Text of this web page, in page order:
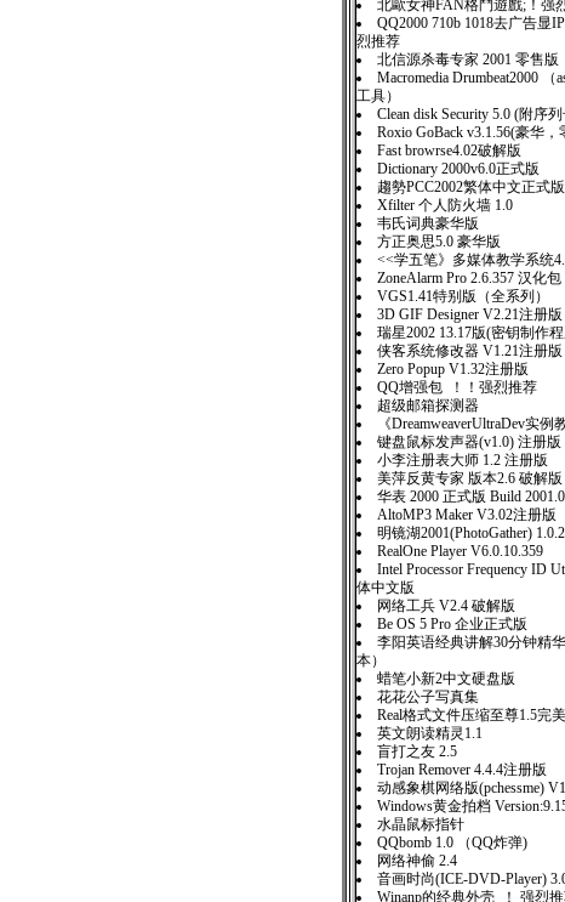
北歐女神FAN格鬥遊戲;！强
QQ2000 710b 1018去广告显
烈推荐
北信源杀毒专家 2001 零售版
Macromedia Drumbeat2000 （
工具）
Clean disk Security 5.0 (附序
Roxio GoBack v3.1.56(豪华，
Fast browrse4.02破解版
Dictionary 2000v6.0正式版
趨勢PCC2002繁体中文正式版
Xfilter 个人防火墙 1.0
韦氏词典豪华版
方正奥思5.0 豪华版
<<学五笔》多媒体教学系统
ZoneAlarm Pro 2.6.357 汉化包
VGS1.41特别版（全系列）
3D GIF Designer V2.21注册版
瑞星2002 13.17版(密钥制作
侠客系统修改器 V1.21注册版
Zero Popup V1.32注册版
QQ增强包 ！！强烈推荐
超级邮箱探测器
《DreamweaverUltraDev实例
键盘鼠标发声器(v1.0) 注册版
小李注册表大师 1.2 注册版
美萍反黄专家 版本2.6 破解版
华表 2000 正式版 Build
AltoMP3 Maker V3.02注册版
明镜湖2001(PhotoGather)
RealOne Player V6.0.10.359
Intel Processor Frequency ID
体中文版
网络工兵 V2.4 破解版
Be OS 5 Pro 企业正式版
李阳英语经典讲解30分钟精
本）
蜡笔小新2中文硬盘版
花花公子写真集
Real格式文件压缩至尊1.5完
英文朗读精灵1.1
盲打之友 2.5
Trojan Remover 4.4.4注册版
动感象棋网络版(pchessme)
Windows黄金拍档
水晶鼠标指针
QQbomb 1.0 （QQ炸弹)
网络神偷 2.4
音画时尚(ICE-DVD-Player)
Winanp的经典外壳 ！ 强烈